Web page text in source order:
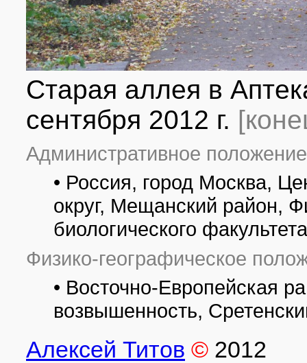
Старая аллея в
сентября 2012 г.
Административное
• Россия, город Москва,
округ, Мещанский район,
биологического
Физико-географическое
• Восточно-Европейская
возвышенность,
Алексей Титов © 2012